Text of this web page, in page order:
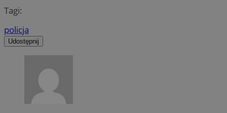
Tagi:
policja
Udostępnij